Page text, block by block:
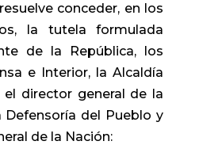
conceder, en los
la tutela formulada
de la República, los
e Interior, la Alcaldía
director general de la
Defensoría del Pueblo y
de la Nación: